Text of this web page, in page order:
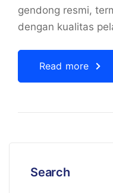
gendong resmi,
dengan kualitas
Read more
Search